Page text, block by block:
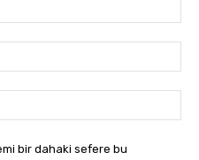
bir dahaki sefere bu